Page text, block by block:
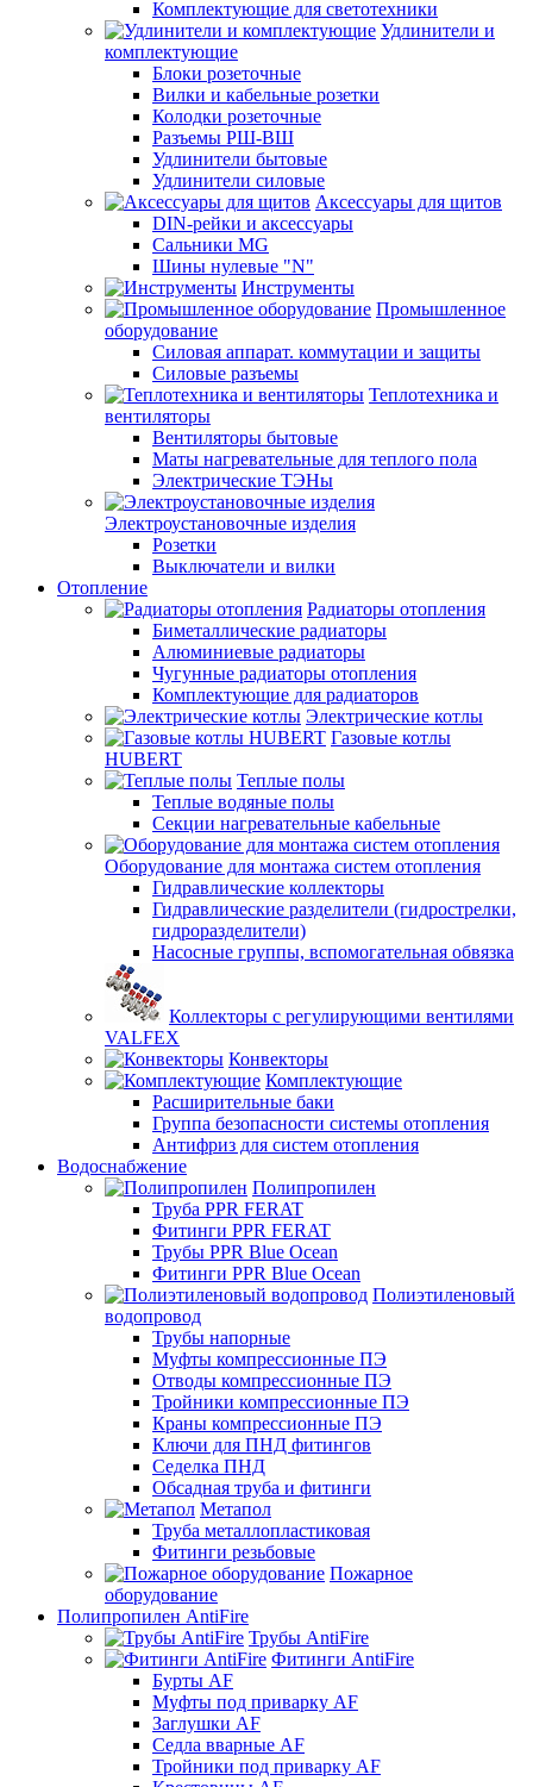
Комплектующие для светотехники
Удлинители и
комплектующие
Блоки розеточные
Вилки и кабельные розетки
Колодки розеточные
Разъемы РШ-ВШ
Удлинители бытовые
Удлинители силовые
Аксессуары для щитов
DIN-рейки и аксессуары
Сальники MG
Шины нулевые "N"
Инструменты
Промышленное
оборудование
Силовая аппарат. коммутации и защиты
Силовые разъемы
Теплотехника и
вентиляторы
Вентиляторы бытовые
Маты нагревательные для теплого пола
Электрические ТЭНы
Электроустановочные изделия
Розетки
Выключатели и вилки
Отопление
Радиаторы отопления
Биметаллические радиаторы
Алюминиевые радиаторы
Чугунные радиаторы отопления
Комплектующие для радиаторов
Электрические котлы
Газовые котлы
HUBERT
Теплые полы
Теплые водяные полы
Секции нагревательные кабельные
Оборудование для монтажа систем отопления
Гидравлические коллекторы
Гидравлические разделители (гидрострелки,
гидроразделители)
Насосные группы, вспомогательная обвязка
Коллекторы с регулирующими вентилями
VALFEX
Конвекторы
Комплектующие
Расширительные баки
Группа безопасности системы отопления
Антифриз для систем отопления
Водоснабжение
Полипропилен
Труба PPR FERAT
Фитинги PPR FERAT
Трубы PPR Blue Ocean
Фитинги PPR Blue Ocean
Полиэтиленовый
водопровод
Трубы напорные
Муфты компрессионные ПЭ
Отводы компрессионные ПЭ
Тройники компрессионные ПЭ
Краны компрессионные ПЭ
Ключи для ПНД фитингов
Седелка ПНД
Обсадная труба и фитинги
Метапол
Труба металлопластиковая
Фитинги резьбовые
Пожарное
оборудование
Полипропилен AntiFire
Трубы AntiFire
Фитинги AntiFire
Бурты AF
Муфты под приварку AF
Заглушки AF
Седла вварные AF
Тройники под приварку AF